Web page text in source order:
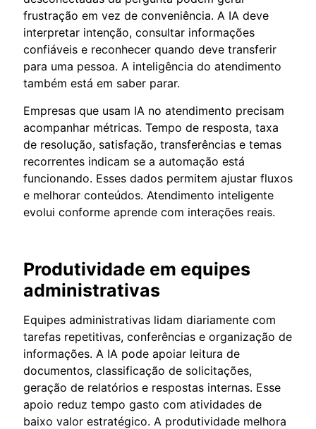
frustração em vez de conveniência. A IA deve
interpretar intenção, consultar informações
confiáveis e reconhecer quando deve transferir
para uma pessoa. A inteligência do atendimento
também está em saber parar.
Empresas que usam IA no atendimento precisam
acompanhar métricas. Tempo de resposta, taxa
de resolução, satisfação, transferências e temas
recorrentes indicam se a automação está
funcionando. Esses dados permitem ajustar fluxos
e melhorar conteúdos. Atendimento inteligente
evolui conforme aprende com interações reais.
Produtividade em equipes
administrativas
Equipes administrativas lidam diariamente com
tarefas repetitivas, conferências e organização de
informações. A IA pode apoiar leitura de
documentos, classificação de solicitações,
geração de relatórios e respostas internas. Esse
apoio reduz tempo gasto com atividades de
baixo valor estratégico. A produtividade melhora